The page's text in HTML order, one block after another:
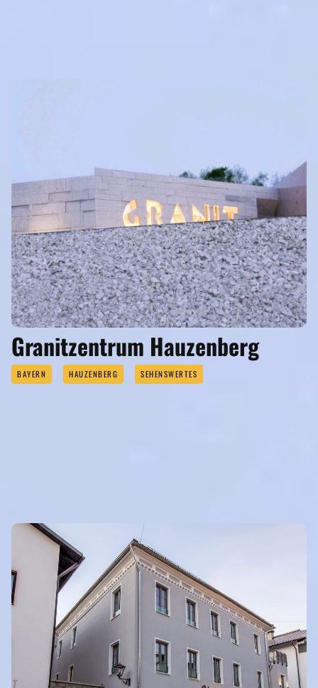
Granitzentrum Hauzenberg
BAYERN HAUZENBERG SEHENSWERTES